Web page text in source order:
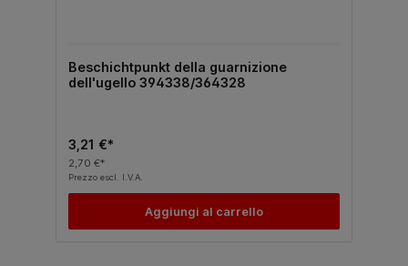
Beschichtpunkt della guarnizione
dell'ugello 394338/364328
3,21 €*
2,70 €*
Prezzo escl. I.V.A.
Aggiungi al carrello